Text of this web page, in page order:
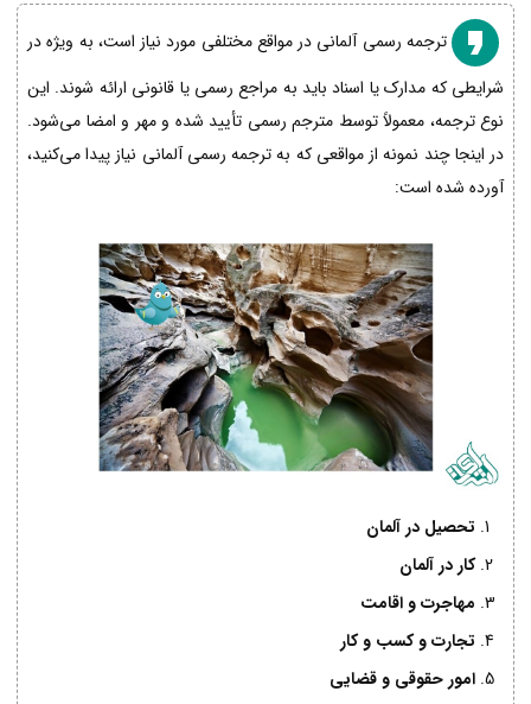
ترجمه رسمی آلمانی در مواقع مختلفی مورد نیاز است، به ویژه در
شرایطی که مدارک یا اسناد باید به مراجع رسمی یا قانونی ارائه شوند. این
نوع ترجمه، معمولاً توسط مترجم رسمی تأیید شده و مهر و امضا می‌شود.
در اینجا چند نمونه از مواقعی که به ترجمه رسمی آلمانی نیاز پیدا می‌کنید،
آورده شده است:
تحصیل در آلمان
کار در آلمان
مهاجرت و اقامت
تجارت و کسب و کار
امور حقوقی و قضایی